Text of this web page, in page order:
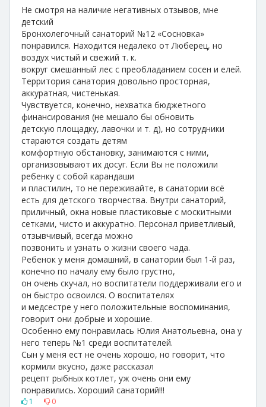
Не смотря на наличие негативных отзывов, мне
детский
Бронхолегочный санаторий №12 «Сосновка»
понравился. Находится недалеко от Люберец, но
воздух чистый и свежий т. к.
вокруг смешанный лес с преобладанием сосен и елей.
Территория санатория довольно просторная,
аккуратная, чистенькая.
Чувствуется, конечно, нехватка бюджетного
финансирования (не мешало бы обновить
детскую площадку, лавочки и т. д), но сотрудники
стараются создать детям
комфортную обстановку, занимаются с ними,
организовывают их досуг. Если Вы не положили
ребенку с собой карандаши
и пластилин, то не переживайте, в санатории всё
есть для детского творчества. Внутри санаторий,
приличный, окна новые пластиковые с москитными
сетками, чисто и аккуратно. Персонал приветливый,
отзывчивый, всегда можно
позвонить и узнать о жизни своего чада.
Ребенок у меня домашний, в санатории был 1-й раз,
конечно по началу ему было грустно,
он очень скучал, но воспитатели поддерживали его и
он быстро освоился. О воспитателях
и медсестре у него положительные воспоминания,
говорит они добрые и хорошие.
Особенно ему понравилась Юлия Анатольевна, она у
него теперь №1 среди воспитателей.
Сын у меня ест не очень хорошо, но говорит, что
кормили вкусно, даже рассказал
рецепт рыбных котлет, уж очень они ему
понравились. Хороший санаторий!!!
1 0